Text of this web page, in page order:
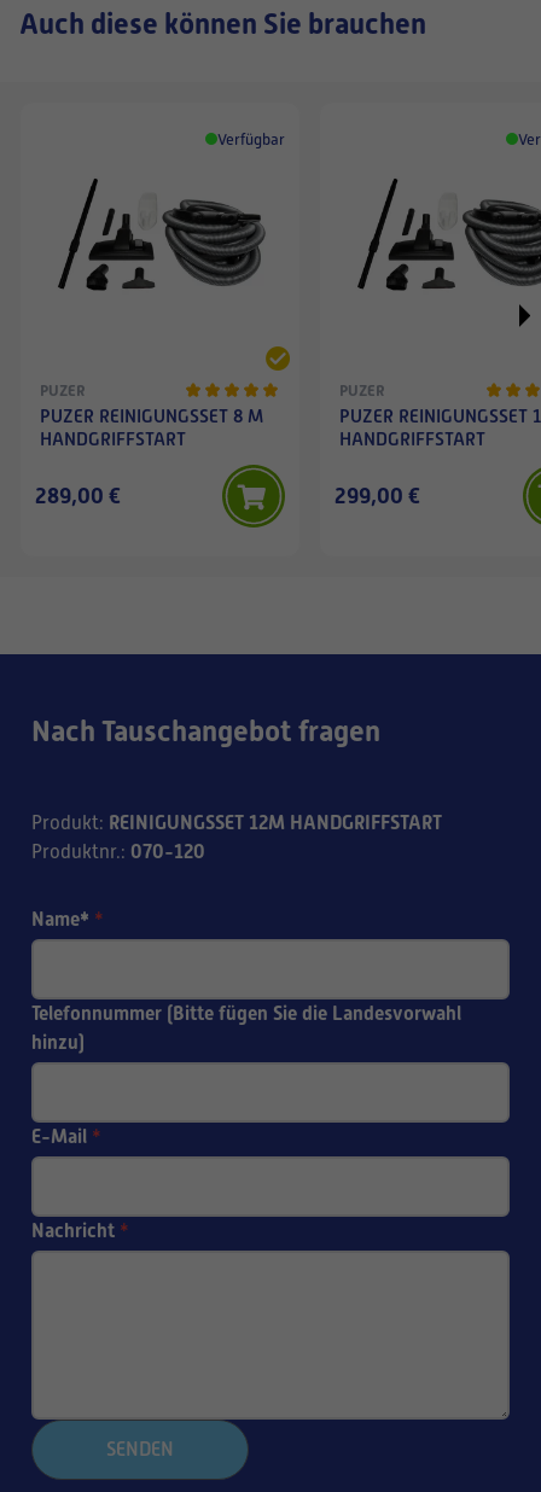
Auch diese können Sie brauchen
Verfügbar
PUZER
PUZER REINIGUNGSSET 8 M
HANDGRIFFSTART
289,00 €
PUZER
PUZER REINIGUNGSSET
HANDGRIFFSTART
299,00 €
Nach Tauschangebot fragen
Produkt: REINIGUNGSSET 12M HANDGRIFFSTART
Produktnr.: 070-120
Name* *
Telefonnummer (Bitte fügen Sie die Landesvorwahl
hinzu)
E-Mail *
Nachricht *
SENDEN